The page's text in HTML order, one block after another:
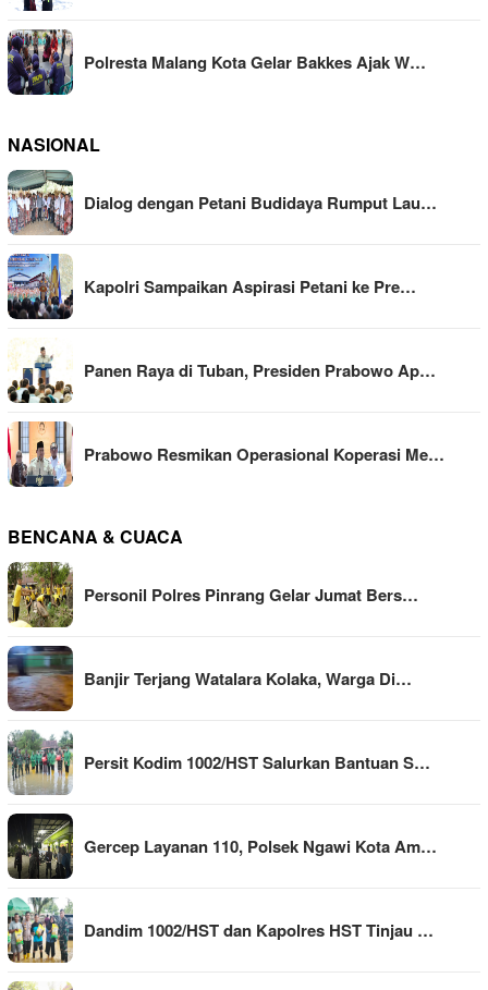
Polresta Malang Kota Gelar Bakkes Ajak W…
NASIONAL
Dialog dengan Petani Budidaya Rumput Lau…
Kapolri Sampaikan Aspirasi Petani ke Pre…
Panen Raya di Tuban, Presiden Prabowo Ap…
Prabowo Resmikan Operasional Koperasi Me…
BENCANA & CUACA
Personil Polres Pinrang Gelar Jumat Bers…
Banjir Terjang Watalara Kolaka, Warga Di…
Persit Kodim 1002/HST Salurkan Bantuan S…
Gercep Layanan 110, Polsek Ngawi Kota Am…
Dandim 1002/HST dan Kapolres HST Tinjau …